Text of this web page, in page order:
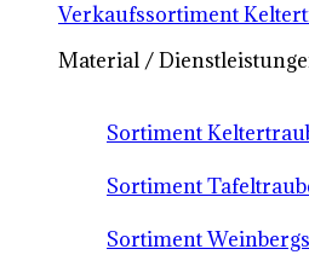
Verkaufssortiment
Material /
Sortiment
Sortiment
Sortiment